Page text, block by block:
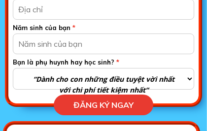
Năm sinh của bạn
Bạn là phụ huynh hay học sinh?
ĐĂNG KÝ NGAY
“Dành cho con những điều tuyệt vời nhất
với chi phí tiết kiệm nhất”